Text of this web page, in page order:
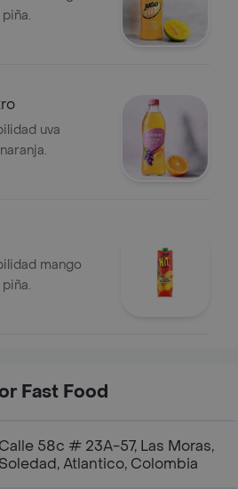
uva
mango
Fast Food
Calle 58c # 23A-57, Las Moras,
Soledad, Atlantico, Colombia